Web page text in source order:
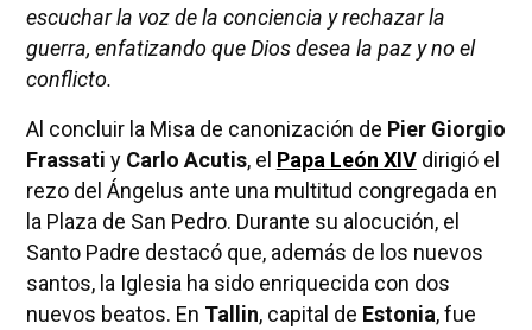
escuchar la voz de la conciencia y rechazar la
guerra, enfatizando que Dios desea la paz y no el
conflicto.
Al concluir la Misa de canonización de Pier Giorgio
Frassati y Carlo Acutis, el Papa León XIVdirigió el
rezo del Ángelus ante una multitud congregada en
la Plaza de San Pedro. Durante su alocución, el
Santo Padre destacó que, además de los nuevos
santos, la Iglesia ha sido enriquecida con dos
nuevos beatos. En Tallin, capital de Estonia, fue